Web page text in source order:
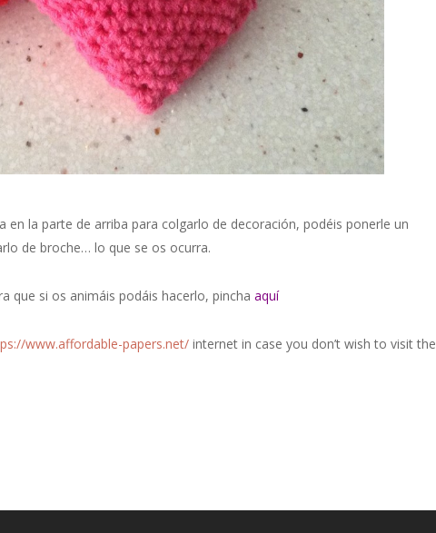
en la parte de arriba para colgarlo de decoración, podéis ponerle un
de broche… lo que se os ocurra.
que si os animáis podáis hacerlo, pinchaaquí
www.affordable-papers.net/ internet in case you don’t wish to visit the